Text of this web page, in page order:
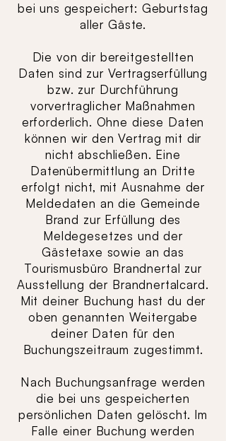
bei uns gespeichert: Geburtstag
aller Gäste.
Die von dir bereitgestellten
Daten sind zur Vertragserfüllung
bzw. zur Durchführung
vorvertraglicher Maßnahmen
erforderlich. Ohne diese Daten
können wir den Vertrag mit dir
nicht abschließen. Eine
Datenübermittlung an Dritte
erfolgt nicht, mit Ausnahme der
Meldedaten an die Gemeinde
Brand zur Erfüllung des
Meldegesetzes und der
Gästetaxe sowie an das
Tourismusbüro Brandnertal zur
Ausstellung der Brandnertalcard.
Mit deiner Buchung hast du der
oben genannten Weitergabe
deiner Daten für den
Buchungszeitraum zugestimmt.
Nach Buchungsanfrage werden
die bei uns gespeicherten
persönlichen Daten gelöscht. Im
Falle einer Buchung werden